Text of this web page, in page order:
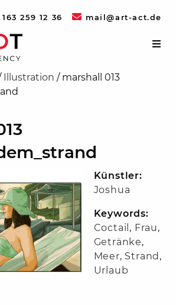
259 12 36 mail@art-act.de
Illustration / marshall 013
Künstler:
Joshua
Keywords:
Coctail , Frau,
Getränke,
Meer, Strand ,
Urlaub